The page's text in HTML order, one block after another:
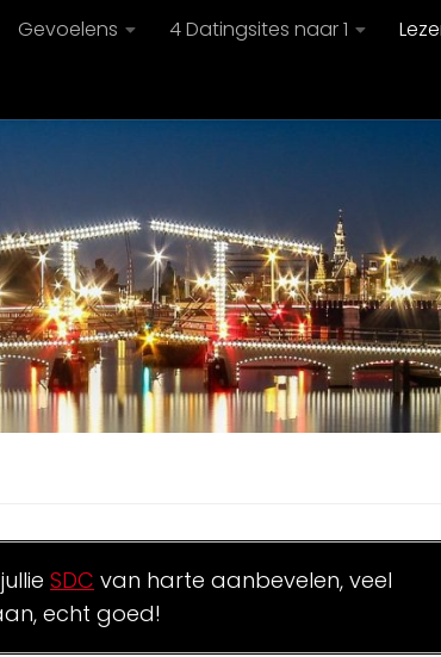
Gevoelens 4 Datingsites naar 1
SDC van harte aanbevelen, veel
echt goed!